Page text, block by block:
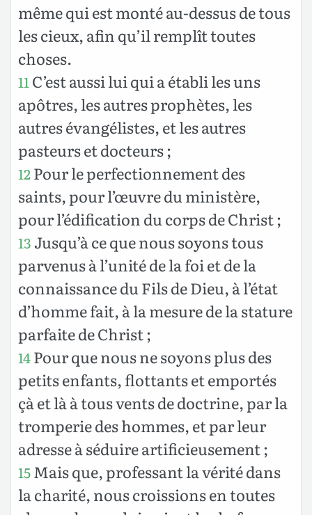
même qui est monté au-dessus de tous
les cieux, afin qu’il remplît toutes
choses.
11 C’est aussi lui qui a établi les uns
apôtres, les autres prophètes, les
autres évangélistes, et les autres
pasteurs et docteurs ;
12Pour le perfectionnement des
saints, pour l’œuvre du ministère,
pour l’édification du corps de Christ ;
13 Jusqu’à ce que nous soyons tous
parvenus à l’unité de la foi et de la
connaissance du Fils de Dieu, à l’état
d’homme fait, à la mesure de la stature
parfaite de Christ ;
14Pour que nous ne soyons plus des
petits enfants, flottants et emportés
çà et là à tous vents de doctrine, par la
tromperie des hommes, et par leur
adresse à séduire artificieusement ;
15Mais que, professant la vérité dans
la charité, nous croissions en toutes